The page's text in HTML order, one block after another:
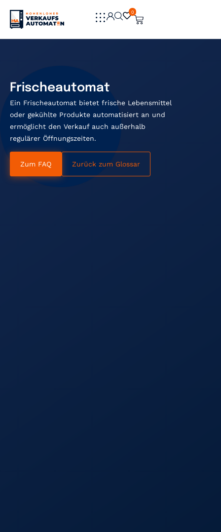
0
0
Frischeautomat
Ein Frischeautomat bietet frische Lebensmittel
oder gekühlte Produkte automatisiert an und
ermöglicht den Verkauf auch außerhalb
regulärer Öffnungszeiten.
Zum FAQ Zurück zum Glossar